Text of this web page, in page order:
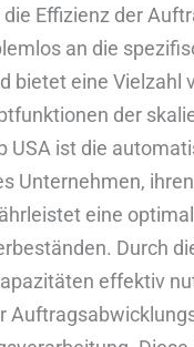
Effizienz der
an die
bietet eine Vielzahl
der
USA ist die
Unternehmen,
eine
Durch
effektiv